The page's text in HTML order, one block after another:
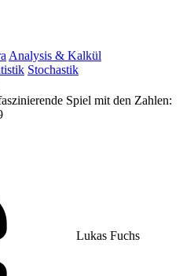
Analysis & Kalkül
Stochastik
Spiel mit den Zahlen:
Lukas Fuchs